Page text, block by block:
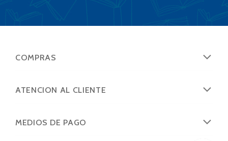
COMPRAS
ATENCION AL CLIENTE
MEDIOS DE PAGO